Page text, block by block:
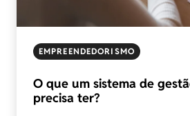
EMPREENDEDORISMO
O que um sistema de
precisa ter?